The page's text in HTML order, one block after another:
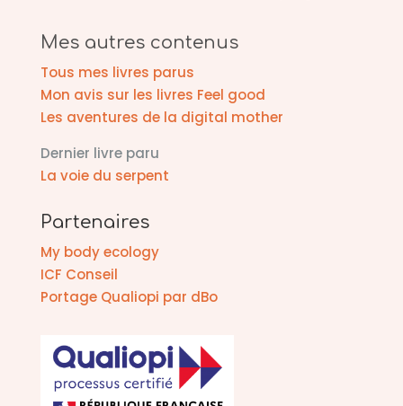
Mes autres contenus
Tous mes livres parus
Mon avis sur les livres Feel good
Les aventures de la digital mother
Dernier livre paru
La voie du serpent
Partenaires
My body ecology
ICF Conseil
Portage Qualiopi par dBo